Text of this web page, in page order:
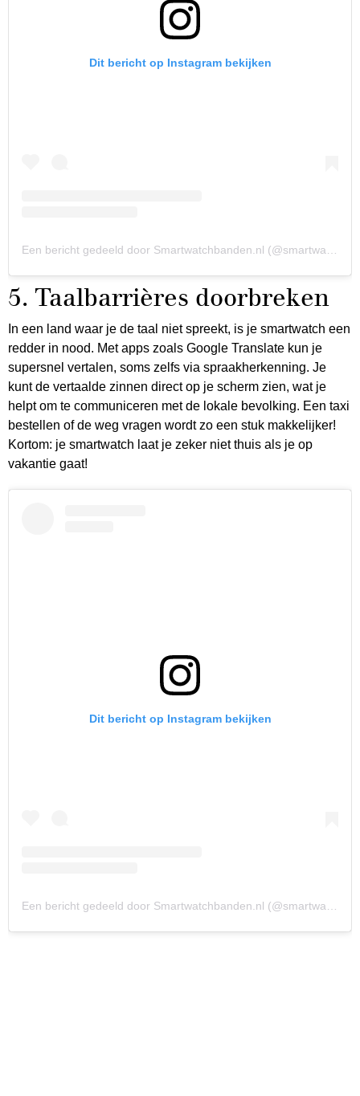
Dit bericht op Instagram bekijken
5. Taalbarrières doorbreken
In een land waar je de taal niet spreekt, is je smartwatch een
redder in nood. Met apps zoals Google Translate kun je
supersnel vertalen, soms zelfs via spraakherkenning. Je
kunt de vertaalde zinnen direct op je scherm zien, wat je
helpt om te communiceren met de lokale bevolking. Een taxi
bestellen of de weg vragen wordt zo een stuk makkelijker!
Kortom: je smartwatch laat je zeker niet thuis als je op
vakantie gaat!
Dit bericht op Instagram bekijken